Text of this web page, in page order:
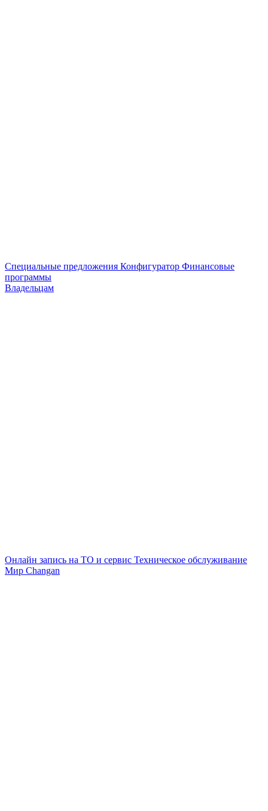
Специальные предложения Конфигуратор Финансовые
программы
Владельцам
Онлайн запись на ТО и сервис Техническое обслуживание
Мир Changan